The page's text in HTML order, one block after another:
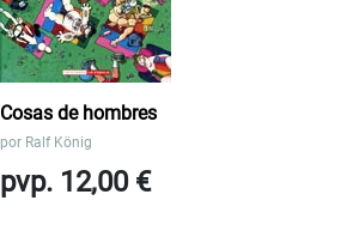
Cosas de hombres
por Ralf König
pvp. 12,00 €